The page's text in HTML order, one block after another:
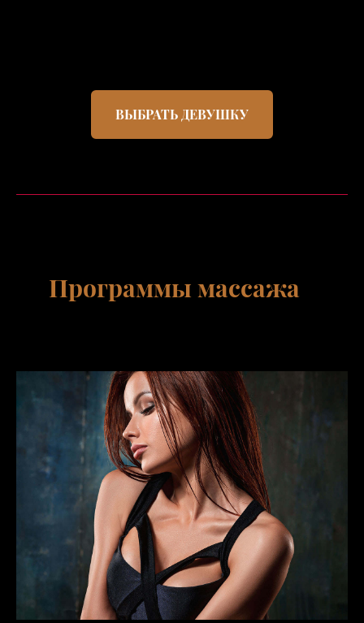
ВЫБРАТЬ ДЕВУШКУ
Программы массажа